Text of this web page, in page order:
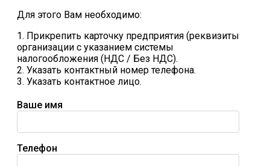
Для этого Вам необходимо:
1. Прикрепить карточку предприятия (реквизиты
организации с указанием системы
налогообложения (НДС / Без НДС).
2. Указать контактный номер телефона.
3. Указать контактное лицо.
Ваше имя
Телефон